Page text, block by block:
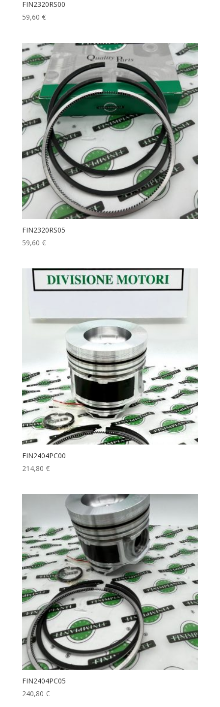
FIN2320RS00
59,60 €
FIN2320RS05
59,60 €
FIN2404PC00
214,80 €
FIN2404PC05
240,80 €